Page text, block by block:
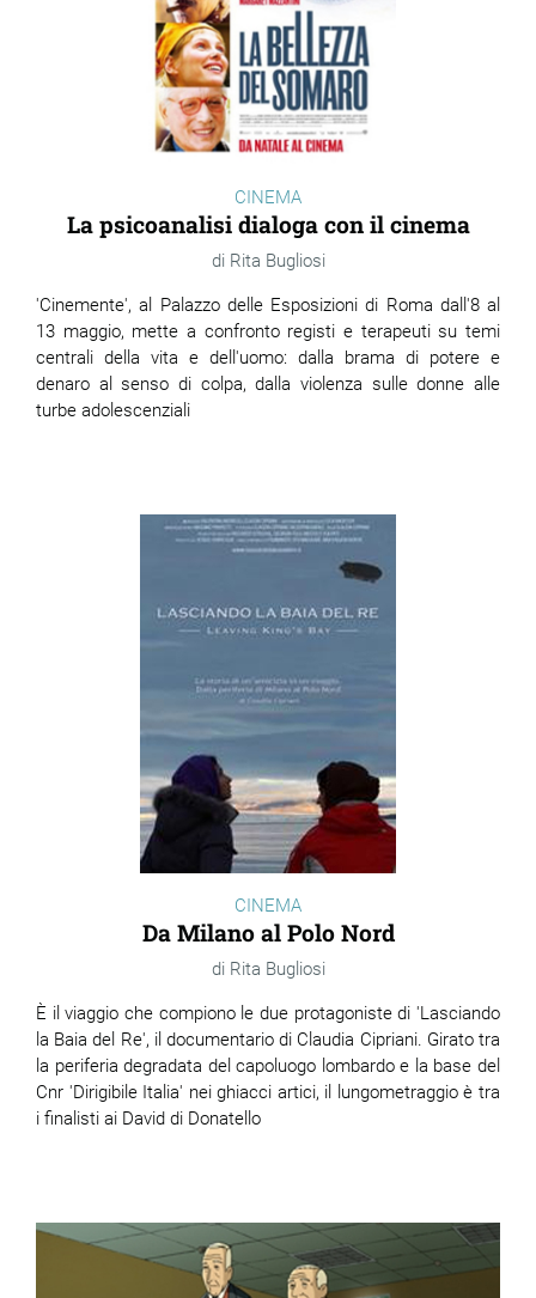
CINEMA
La psicoanalisi dialoga con il cinema
Rita Bugliosi
'Cinemente', al Palazzo delle Esposizioni di Roma dall'8 al
13 maggio, mette a confronto registi e terapeuti su temi
centrali della vita e dell'uomo: dalla brama di potere e
denaro al senso di colpa, dalla violenza sulle donne alle
turbe adolescenziali
CINEMA
Da Milano al Polo Nord
Rita Bugliosi
È il viaggio che compiono le due protagoniste di 'Lasciando
la Baia del Re', il documentario di Claudia Cipriani. Girato tra
la periferia degradata del capoluogo lombardo e la base del
Cnr 'Dirigibile Italia' nei ghiacci artici, il lungometraggio è tra
i finalisti ai David di Donatello